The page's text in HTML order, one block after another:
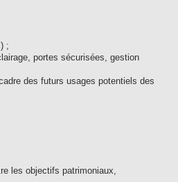
;
portes sécurisées, gestion
des futurs usages potentiels des
les objectifs patrimoniaux,